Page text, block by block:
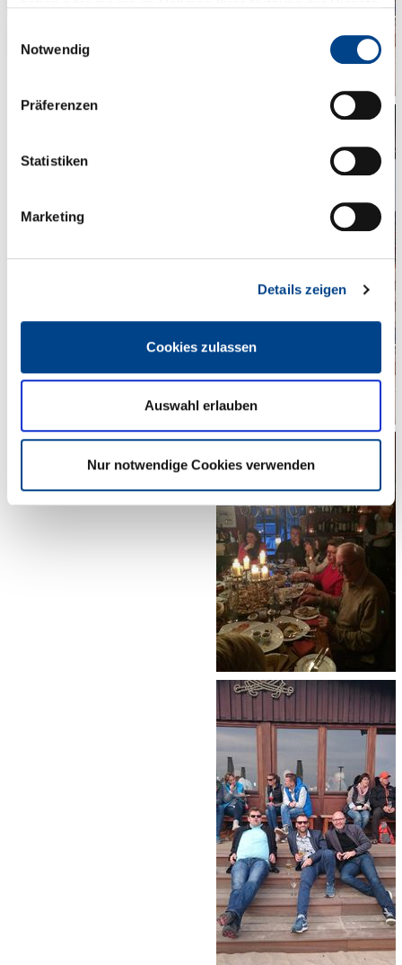
Cookies, wenn Sie unsere Webseite weiterhin nutzen.
Notwendig
Präferenzen
Statistiken
Marketing
Details zeigen
Cookies zulassen
Auswahl erlauben
Nur notwendige Cookies verwenden
planmäßig wieder Richtung Bremen.
Zurück